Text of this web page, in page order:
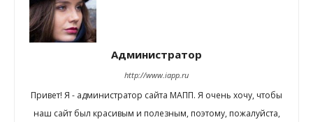
Администратор
http://www.iapp.ru
Привет! Я - администратор сайта МАПП. Я очень хочу, чтобы
наш сайт был красивым и полезным, поэтому, пожалуйста,